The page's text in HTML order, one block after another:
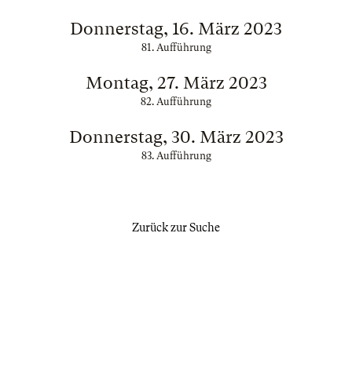
Donnerstag, 16. März 2023
81. Aufführung
Montag, 27. März 2023
82. Aufführung
Donnerstag, 30. März 2023
83. Aufführung
Zurück zur Suche